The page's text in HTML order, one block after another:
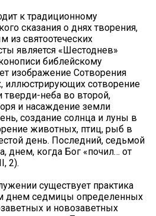
к традиционному
сказания о днях творения,
из святоотеческих
является «Шестоднев»
библейскому
изображение Сотворения
иллюстрирующих сотворение
неба во второй,
и насаждение земли
создание солнца и луны в
животных, птиц, рыб в
день. Последний, седьмой
днем, когда Бог «почил… от
2).
существует практика
днем седмицы определенных
и новозаветных